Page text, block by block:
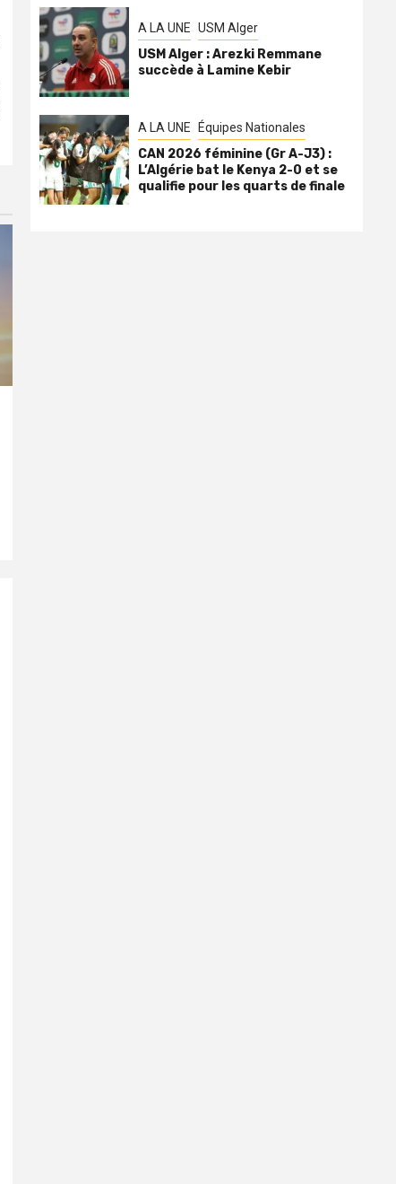
A LA UNE USM Alger
USM Alger : Arezki Remmane
succède à Lamine Kebir
A LA UNE Équipes Nationales
CAN 2026 féminine (Gr A-J3) :
L’Algérie bat le Kenya 2-0 et se
qualifie pour les quarts de finale